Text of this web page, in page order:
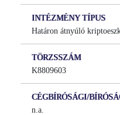
INTÉZMÉNY TÍPUS
Határon átnyúló
TÖRZSSZÁM
K8809603
CÉGBÍRÓSÁGI/
n.a.